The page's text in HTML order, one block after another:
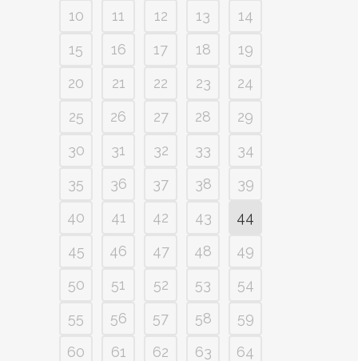
10
11 12 13
14
15
16 17 18
19
20
21 22 23
24
25
26 27 28
29
30
31 32 33
34
35
36 37 38
39
40
41 42 43
44
45
46 47 48
49
50
51 52 53
54
55
56 57 58
59
60
61 62 63
64